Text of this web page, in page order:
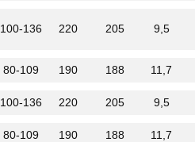
100-136 220 205 9,5
80-109 190 188 11,7
100-136 220 205 9,5
80-109 190 188 11,7